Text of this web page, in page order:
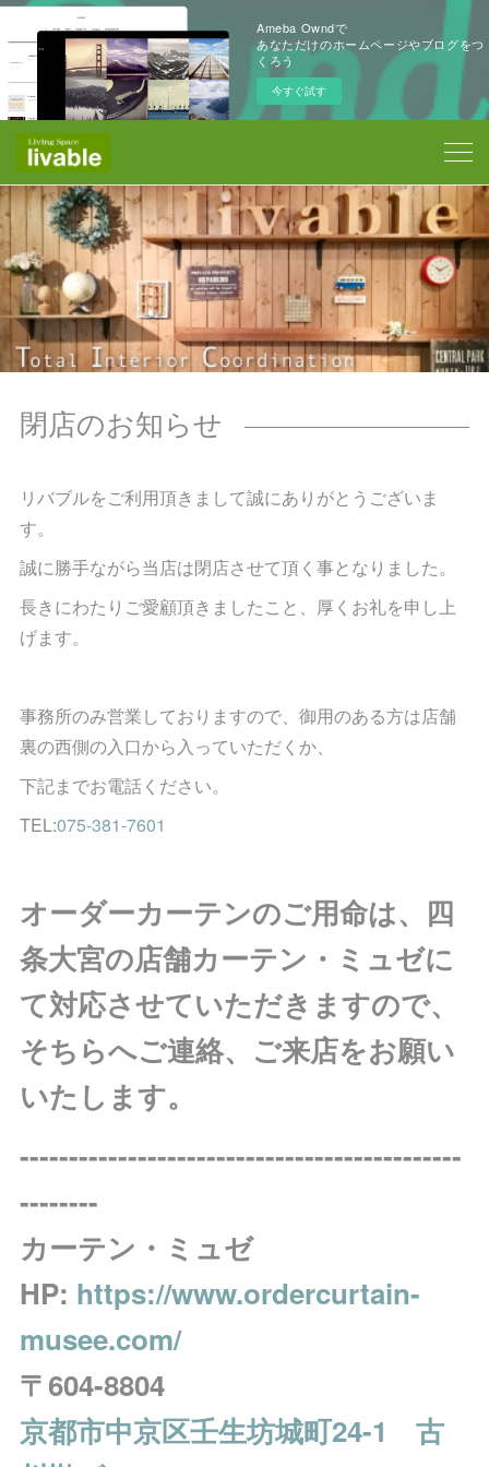
Ameba Owndで
あなただけのホームページやブログをつ
くろう
今すぐ試す
閉店のお知らせ
リバブルをご利用頂きまして誠にありがとうございま
す。
誠に勝手ながら当店は閉店させて頂く事となりました。
長きにわたりご愛顧頂きましたこと、厚くお礼を申し上
げます。
事務所のみ営業しておりますので、御用のある方は店舗
裏の西側の入口から入っていただくか、
下記までお電話ください。
TEL:075-381-7601
オーダーカーテンのご用命は、四
条大宮の店舗カーテン・ミュゼに
て対応させていただきますので、
そちらへご連絡、ご来店をお願い
いたします。
---------------------------------------------
--------
カーテン・ミュゼ
HP: https://www.ordercurtain-
musee.com/
〒604-8804
京都市中京区壬生坊城町24-1 古